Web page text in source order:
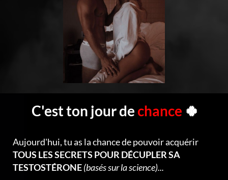
C'est ton jour dechance 🍀
Aujourd'hui, tu as la chance de pouvoir acquérir
TOUS LES SECRETS POUR DÉCUPLER SA
TESTOSTÉRONE(basés sur la science)...